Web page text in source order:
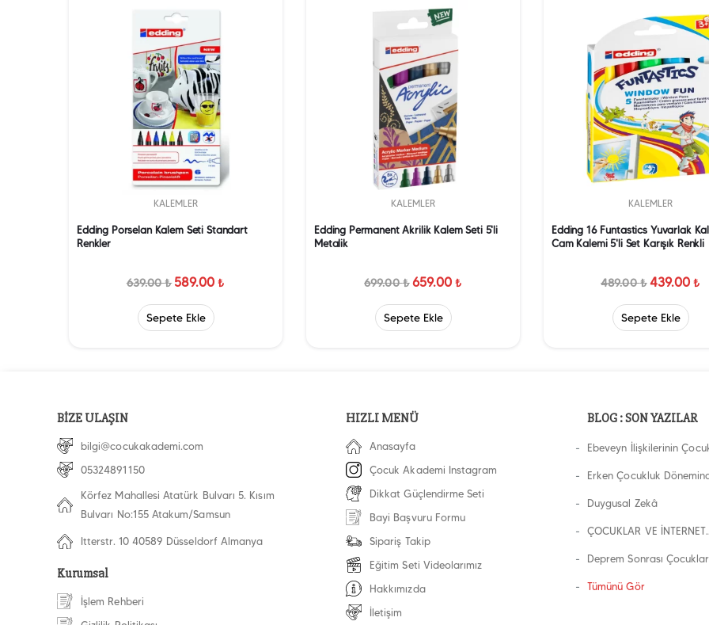
KALEMLER
Edding Porselan Kalem Seti Standart
Renkler
639.00₺ 589.00₺
Sepete Ekle
KALEMLER
Edding Permanent Akrilik Kalem Seti 5'li
Metalik
699.00₺659.00 ₺
Sepete Ekle
KALEMLER
Edding 16 Funtastics Yuvarlak
Cam Kalemi 5'li Set Karışık Renkli
489.00₺439.00 ₺
Sepete Ekle
BİZE ULAŞIN
bilgi@cocukakademi.com
05324891150
Körfez Mahallesi Atatürk Bulvarı 5. Kısım
Bulvarı No:155 Atakum/Samsun
Itterstr. 10 40589 Düsseldorf Almanya
Kurumsal
İşlem Rehberi
HIZLI MENÜ
Anasayfa
Çocuk Akademi Instagram
Dikkat Güçlendirme Seti
Bayi Başvuru Formu
Sipariş Takip
Eğitim Seti Videolarımız
Hakkımızda
İletişim
BLOG : SON YAZILAR
Ebeveyn İlişkilerinin
Erken Çocukluk
Duygusal Zekâ
ÇOCUKLAR VE İNTERNET
Deprem Sonrası
Tümünü Gör